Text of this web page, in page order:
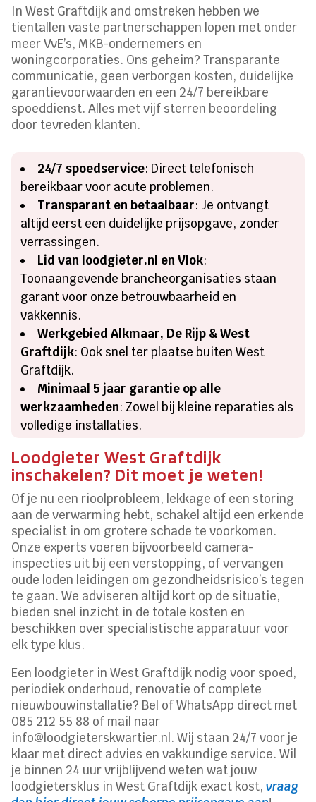
In West Graftdijk and omstreken hebben we
tientallen vaste partnerschappen lopen met onder
meer VvE’s, MKB-ondernemers en
woningcorporaties.​ Ons geheim? Transparante
communicatie, geen verborgen kosten, duidelijke
garantievoorwaarden en een 24/7 bereikbare
spoeddienst.​ Alles met vijf sterren beoordeling
door tevreden klanten.​
24/7 spoedservice: Direct telefonisch
bereikbaar voor acute problemen.​
Transparant en betaalbaar: Je ontvangt
altijd eerst een duidelijke prijsopgave, zonder
verrassingen.​
Lid van loodgieter.​nl en Vlok:
Toonaangevende brancheorganisaties staan
garant voor onze betrouwbaarheid en
vakkennis.​
Werkgebied Alkmaar, De Rijp & West
Graftdijk: Ook snel ter plaatse buiten West
Graftdijk.​
Minimaal 5 jaar garantie op alle
werkzaamheden: Zowel bij kleine reparaties als
volledige installaties.​
Loodgieter West Graftdijk
inschakelen? Dit moet je weten!
Of je nu een rioolprobleem, lekkage of een storing
aan de verwarming hebt, schakel altijd een erkende
specialist in om grotere schade te voorkomen.​
Onze experts voeren bijvoorbeeld camera-
inspecties uit bij een verstopping, of vervangen
oude loden leidingen om gezondheidsrisico’s tegen
te gaan.​ We adviseren altijd kort op de situatie,
bieden snel inzicht in de totale kosten en
beschikken over specialistische apparatuur voor
elk type klus.​
Een loodgieter in West Graftdijk nodig voor spoed,
periodiek onderhoud, renovatie of complete
nieuwbouwinstallatie? Bel of WhatsApp direct met
085 212 55 88 of mail naar
info@loodgieterskwartier.​nl.​ Wij staan 24/7 voor je
klaar met direct advies en vakkundige service.​ Wil
je binnen 24 uur vrijblijvend weten wat jouw
loodgietersklus in West Graftdijk exact kost,vraag